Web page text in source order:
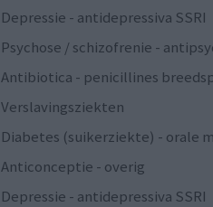
Depressie - antidepressiva SSRI
Psychose / schizofrenie -
Antibiotica - penicillines
Verslavingsziekten
Diabetes (suikerziekte) - orale
Anticonceptie - overig
Depressie - antidepressiva SSRI